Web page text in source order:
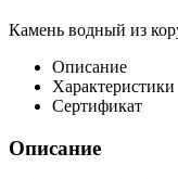
Камень водный из
Описание
Характеристики
Сертификат
Описание